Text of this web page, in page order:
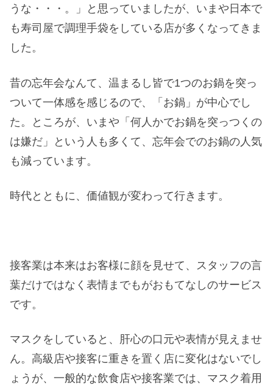
うな・・・。」と思っていましたが、いまや日本で
も寿司屋で調理手袋をしている店が多くなってきま
した。
昔の忘年会なんて、温まるし皆で1つのお鍋を突っ
ついて一体感を感じるので、「お鍋」が中心でし
た。ところが、いまや「何人かでお鍋を突っつくの
は嫌だ」という人も多くて、忘年会でのお鍋の人気
も減っています。
時代とともに、価値観が変わって行きます。
接客業は本来はお客様に顔を見せて、スタッフの言
葉だけではなく表情までもがおもてなしのサービス
です。
マスクをしていると、肝心の口元や表情が見えませ
ん。高級店や接客に重きを置く店に変化はないでし
ょうが、一般的な飲食店や接客業では、マスク着用